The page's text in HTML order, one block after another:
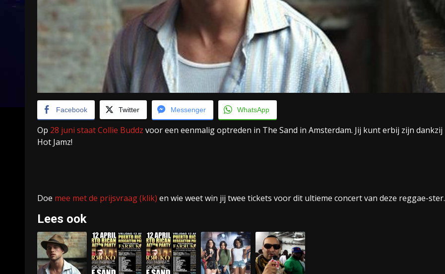
Facebook Twitter Messenger WhatsApp
Op 28 juni staat Collie Buddz voor een eenmalig optreden in The Sand in Amsterdam. Jij kunt erbij zijn dankzij
Hot Jamz!
Doe mee met de prijsvraag (klik) en wie weet win jij twee tickets voor dit ultieme concert van deze reggae-ster.
Lees ook